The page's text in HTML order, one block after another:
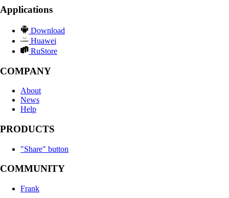
Applications
Download
Huawei
RuStore
COMPANY
About
News
Help
PRODUCTS
"Share" button
COMMUNITY
Frank